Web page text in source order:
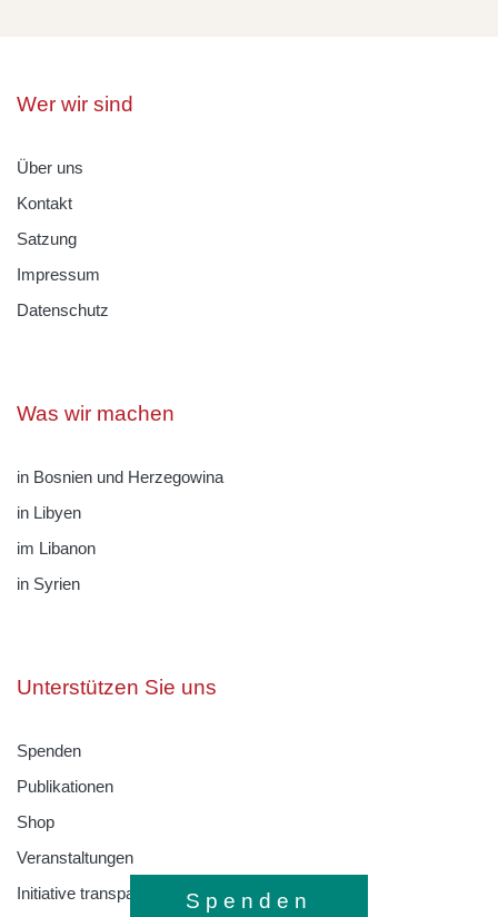
Spenden
Wer wir sind
Über uns
Kontakt
Satzung
Impressum
Datenschutz
Was wir machen
in Bosnien und Herzegowina
in Libyen
im Libanon
in Syrien
Unterstützen Sie uns
Spenden
Publikationen
Shop
Veranstaltungen
Initiative transparente Zivilgesellschaft